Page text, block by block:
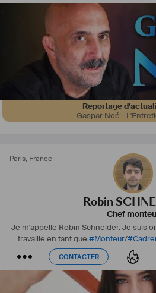
Reportage
Gaspar Noé -
Paris, France
Robin
Chef
Je m'appelle Robin Schneider.Je suis
travaille en tant que #Monteur/#
#export
Je travaille sur tout
#Documentaire#Reportage
N'hésitez pas a me joindre pour vos
suiteadobe#
CONTACTER
CONTACTER